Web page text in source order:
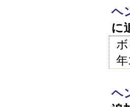
ヘ
に
ヘ